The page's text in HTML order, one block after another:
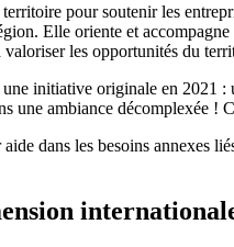
pour soutenir les
Elle oriente et
les opportunités du
initiative originale en 2021
une ambiance décomplexée !
aide dans les besoins